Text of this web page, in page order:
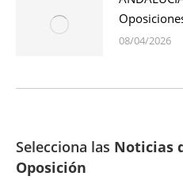
08/04/2026
Selecciona las Noticias
Oposición